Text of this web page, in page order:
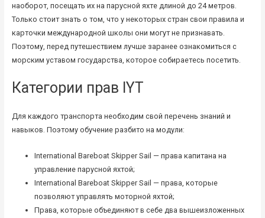
наоборот, посещать их на парусной яхте длиной до 24 метров.
Только стоит знать о том, что у некоторых стран свои правила и
карточки международной школы они могут не признавать.
Поэтому, перед путешествием лучше заранее ознакомиться с
морским уставом государства, которое собираетесь посетить.
Категории прав IYT
Для каждого транспорта необходим свой перечень знаний и
навыков. Поэтому обучение разбито на модули:
International Bareboat Skipper Sail — права капитана на
управление парусной яхтой;
International Bareboat Skipper Sail — права, которые
позволяют управлять моторной яхтой;
Права, которые объединяют в себе два вышеизложенных